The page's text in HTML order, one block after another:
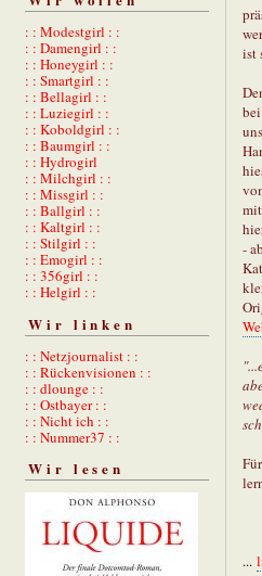
: : Modestgirl : :
: : Damengirl : :
: : Honeygirl : :
: : Smartgirl : :
: : Bellagirl : :
: : Luziegirl : :
: : Koboldgirl : :
: : Baumgirl : :
: : Hydrogirl
: : Milchgirl : :
: : Missgirl : :
: : Ballgirl : :
: : Kaltgirl : :
: : Stilgirl : :
: : Emogirl : :
: : 356girl : :
: : Helgirl : :
Wir linken
: : Netzjournalist : :
: : Rückenvisionen : :
: : dlounge : :
: : Ostbayer : :
: : Nicht ich : :
: : Nummer37 : :
Wir lesen
ist
-
...